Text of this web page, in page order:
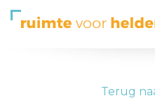
Terug